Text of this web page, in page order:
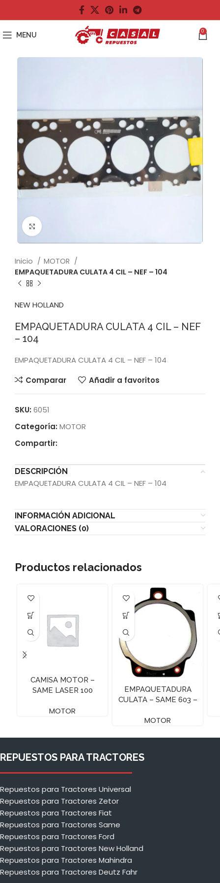
MENU 0
Inicio
MOTOR
EMPAQUETADURA CULATA 4 CIL – NEF – 104
NEW HOLLAND
EMPAQUETADURA CULATA 4 CIL – NEF
– 104
EMPAQUETADURA CULATA 4 CIL – NEF – 104
Comparar
Añadir a favoritos
SKU: 6051
Categoría: MOTOR
Compartir:
DESCRIPCIÓN
EMPAQUETADURA CULATA 4 CIL – NEF – 104
INFORMACIÓN ADICIONAL
VALORACIONES (0)
Productos relacionados
CAMISA MOTOR –
SAME LASER 100
MOTOR
EMPAQUETADURA
CULATA – SAME 603 –
MOTOR
REPUESTOS PARA TRACTORES
Repuestos para Tractores Universal
Repuestos para Tractores Zetor
Repuestos para Tractores Fiat
Repuestos para Tractores Same
Repuestos para Tractores Ford
Repuestos para Tractores New Holland
Repuestos para Tractores Mahindra
Repuestos para Tractores Deutz Fahr